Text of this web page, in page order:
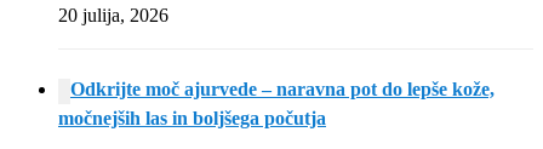
20 julija, 2026
Odkrijte moč ajurvede – naravna pot do lepše kože,
močnejših las in boljšega počutja